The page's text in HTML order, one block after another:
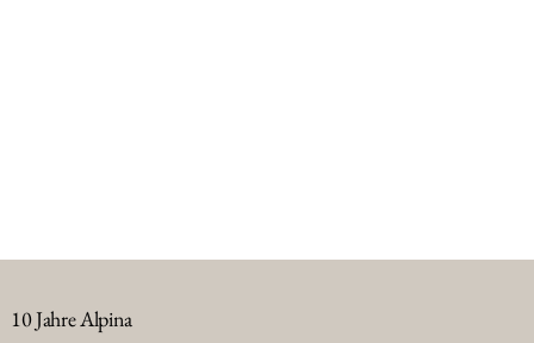
10 Jahre Alpina